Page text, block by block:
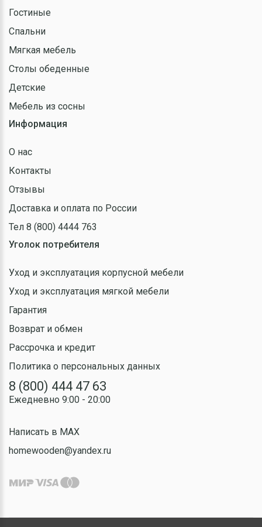
Гостиные
Спальни
Мягкая мебель
Столы обеденные
Детские
Мебель из сосны
Информация
О нас
Контакты
Отзывы
Доставка и оплата по России
Тел 8 (800) 4444 763
Уголок потребителя
Уход и эксплуатация корпусной мебели
Уход и эксплуатация мягкой мебели
Гарантия
Возврат и обмен
Рассрочка и кредит
Политика о персональных данных
8 (800) 444 47 63
Ежедневно 9:00 - 20:00
Написать в MAX
homewooden@yandex.ru